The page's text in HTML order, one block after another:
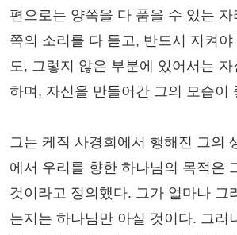
편으로는 양쪽을 다 품을 수 있는
쪽의 소리를 다 듣고, 반드시 지켜야
도, 그렇지 않은 부분에 있어서는
하며, 자신을 만들어간 그의 모습이
그는 케직 사경회에서 행해진 그의
에서 우리를 향한 하나님의 목적은
것이라고 정의했다. 그가 얼마나 그
는지는 하나님만 아실 것이다. 그러